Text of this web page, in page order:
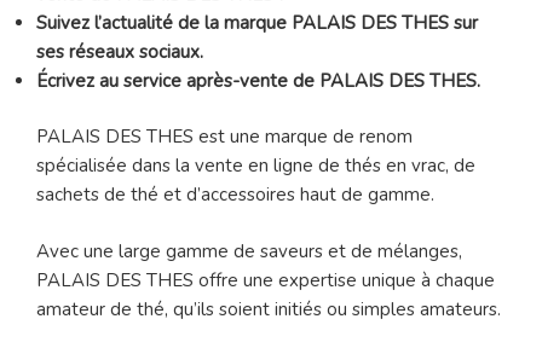
Suivez l’actualité de la marque PALAIS DES THES sur
ses réseaux sociaux.
Écrivez au service après-vente de PALAIS DES THES.
PALAIS DES THES est une marque de renom
spécialisée dans la vente en ligne de thés en vrac, de
sachets de thé et d’accessoires haut de gamme.
Avec une large gamme de saveurs et de mélanges,
PALAIS DES THES offre une expertise unique à chaque
amateur de thé, qu’ils soient initiés ou simples amateurs.